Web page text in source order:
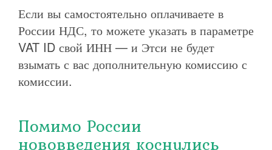
Если вы самостоятельно оплачиваете в
России НДС, то можете указать в параметре
VAT ID свой ИНН — и Этси не будет
взымать с вас дополнительную комиссию с
комиссии.
Помимо России
нововведения коснулись